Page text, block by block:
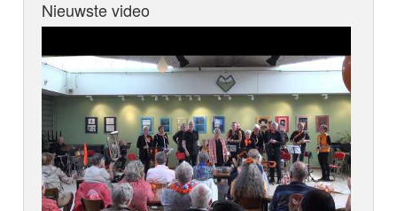
Nieuwste video